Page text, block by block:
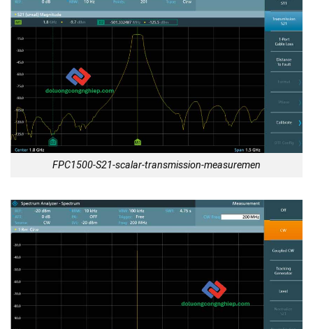
FPC1500-S21-scalar-transmission-measuremen